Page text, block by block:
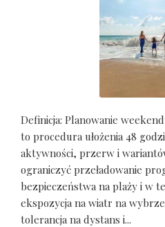
Definicja: Planowanie
to procedura ułożenia 48
aktywności, przerw i
ograniczyć przeładowanie
bezpieczeństwa na plaży i w
ekspozycja na wiatr na
tolerancja na dystans i...